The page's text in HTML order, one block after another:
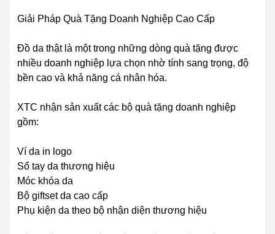
Giải Pháp Quà Tặng Doanh Nghiệp Cao Cấp
Đồ da thật là một trong những dòng quà tặng được
nhiều doanh nghiệp lựa chọn nhờ tính sang trọng, độ
bền cao và khả năng cá nhân hóa.
XTC nhận sản xuất các bộ quà tặng doanh nghiệp
gồm:
Ví da in logo
Sổ tay da thương hiệu
Móc khóa da
Bộ giftset da cao cấp
Phụ kiện da theo bộ nhận diện thương hiệu